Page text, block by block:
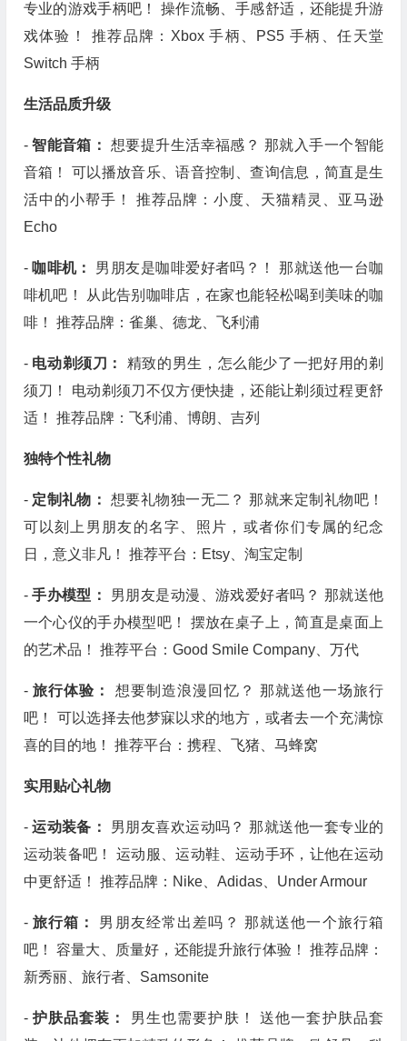
专业的游戏手柄吧！ 操作流畅、手感舒适，还能提升游
戏体验！ 推荐品牌：Xbox 手柄、PS5 手柄、任天堂
Switch 手柄
生活品质升级
-智能音箱： 想要提升生活幸福感？ 那就入手一个智能
音箱！ 可以播放音乐、语音控制、查询信息，简直是生
活中的小帮手！ 推荐品牌：小度、天猫精灵、亚马逊
Echo
- 咖啡机： 男朋友是咖啡爱好者吗？！ 那就送他一台咖
啡机吧！ 从此告别咖啡店，在家也能轻松喝到美味的咖
啡！ 推荐品牌：雀巢、德龙、飞利浦
- 电动剃须刀： 精致的男生，怎么能少了一把好用的剃
须刀！ 电动剃须刀不仅方便快捷，还能让剃须过程更舒
适！ 推荐品牌：飞利浦、博朗、吉列
独特个性礼物
- 定制礼物： 想要礼物独一无二？ 那就来定制礼物吧！
可以刻上男朋友的名字、照片，或者你们专属的纪念
日，意义非凡！ 推荐平台：Etsy、淘宝定制
-手办模型： 男朋友是动漫、游戏爱好者吗？ 那就送他
一个心仪的手办模型吧！ 摆放在桌子上，简直是桌面上
的艺术品！ 推荐平台：Good Smile Company、万代
- 旅行体验： 想要制造浪漫回忆？ 那就送他一场旅行
吧！ 可以选择去他梦寐以求的地方，或者去一个充满惊
喜的目的地！ 推荐平台：携程、飞猪、马蜂窝
实用贴心礼物
-运动装备： 男朋友喜欢运动吗？ 那就送他一套专业的
运动装备吧！ 运动服、运动鞋、运动手环，让他在运动
中更舒适！ 推荐品牌：Nike、Adidas、Under Armour
- 旅行箱： 男朋友经常出差吗？ 那就送他一个旅行箱
吧！ 容量大、质量好，还能提升旅行体验！ 推荐品牌：
新秀丽、旅行者、Samsonite
- 护肤品套装： 男生也需要护肤！ 送他一套护肤品套